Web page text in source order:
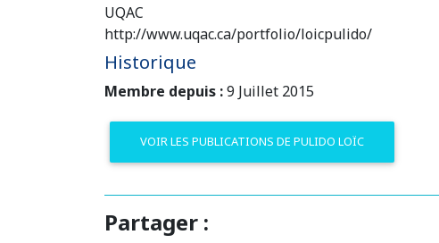
UQAC
http://www.uqac.ca/portfolio/loicpulido/
Historique
Membre depuis :9 Juillet 2015
VOIR LES PUBLICATIONS DE PULIDO LOÏC
Partager :